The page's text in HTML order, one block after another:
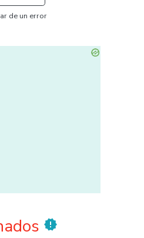
de un error
new_releases